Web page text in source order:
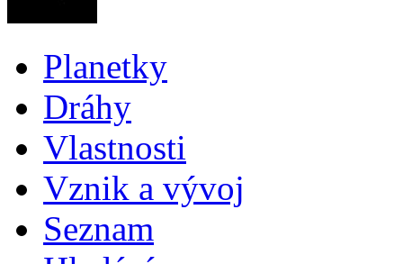
Planetky
Dráhy
Vlastnosti
Vznik a vývoj
Seznam